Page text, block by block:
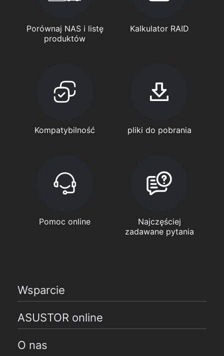
Porównaj NAS i listę
produktów
Kalkulator RAID
Kompatybilność pliki do pobrania
Pomoc online
Najczęściej
zadawane pytania
Wsparcie
ASUSTOR online
O nas